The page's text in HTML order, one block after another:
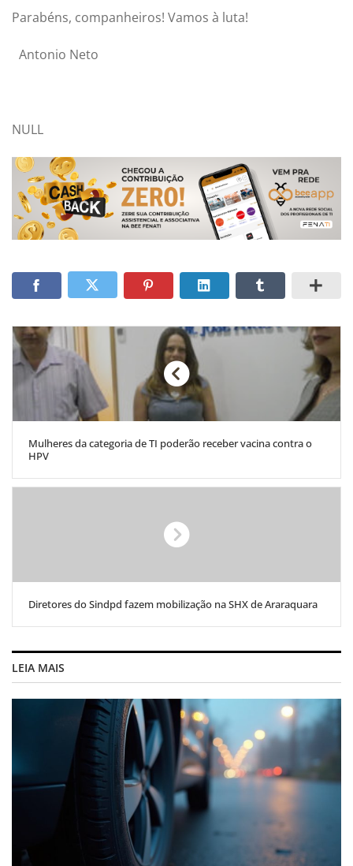
Parabéns, companheiros! Vamos à luta!
Antonio Neto
NULL
Mulheres da categoria de TI poderão receber vacina contra o
HPV
Diretores do Sindpd fazem mobilização na SHX de Araraquara
LEIA MAIS